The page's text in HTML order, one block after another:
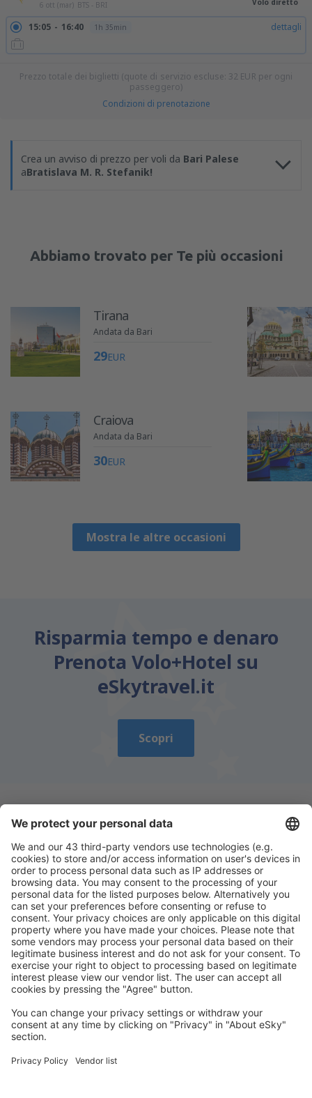
6 ott (mar) BTS - BRI Volo diretto
15:05 16:40 1h 35min dettagli
Prezzo totale dei biglietti (quote di servizio escluse: 32 EUR per ogni
passeggero)
Condizioni di prenotazione
Crea un avviso di prezzo per voli da Bari Palese
aBratislava M. R. Stefanik!
Abbiamo trovato per Te più occasioni
Tirana
Andata da Bari
29EUR
Craiova
Andata da Bari
30EUR
Mostra le altre occasioni
Risparmia tempo e denaro
Prenota Volo+Hotel su
eSkytravel.it
Scopri
Scarica la nostra appe programma
comodamente i tuoi viaggi
Pianifica il tuo viaggio
Voli
City Break